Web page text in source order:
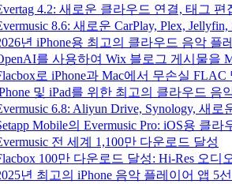
4.2: 새로운 클라우드 연결, 태그 편
8.6: 새로운 CarPlay, Plex,
년 iPhone용 최고의 클라우드 음악 플
를 사용하여 Wix 블로그 게시물을
로 iPhone과 Mac에서 무손실 FLAC
및 iPad를 위한 최고의 클라우드 음
6.8: Aliyun Drive, Synology, 새로
Mobile의 Evermusic Pro: iOS용 클라
전 세계 1,100만 다운로드 달성
100만 다운로드 달성: Hi-Res 오디
년 최고의 iPhone 음악 플레이어 앱 5선